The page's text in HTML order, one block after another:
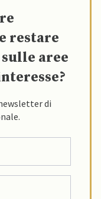
restare
aree
di